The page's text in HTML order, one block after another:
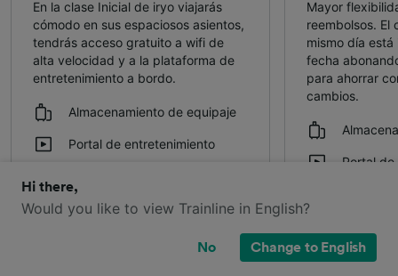
En la clase Inicial de iryo viajarás
cómodo en sus espaciosos asientos,
tendrás acceso gratuito a wifi de
alta velocidad y a la plataforma de
entretenimiento a bordo.
Almacenamiento de equipaje
Portal de entretenimiento
Asientos ajustables
Mayor
reembolsos. El
mismo día
fecha
para ahorrar
cambios.
Portal
Mesas
Hi there,
Would you like to view Trainline in English?
No Change to English